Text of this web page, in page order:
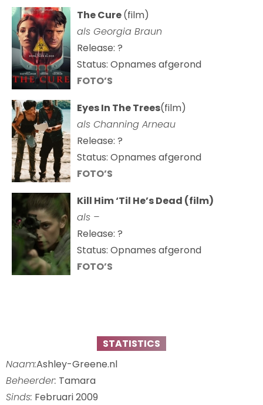
The Cure(film)
als Georgia Braun
Release: ?
Status: Opnames afgerond
FOTO’S
Eyes In The Trees(film)
als Channing Arneau
Release: ?
Status: Opnames afgerond
FOTO’S
Kill Him ‘Til He’s Dead (film)
als –
Release: ?
Status: Opnames afgerond
FOTO’S
STATISTICS
Naam:Ashley-Greene.nl
Beheerder: Tamara
Sinds: Februari 2009